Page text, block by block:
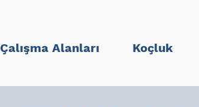
Çalışma Alanları Koçluk